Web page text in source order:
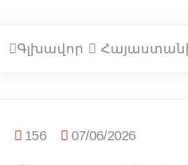
Գլխավոր Հայաստանի
156 07/06/2026